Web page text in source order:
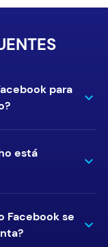
para
está
Facebook se